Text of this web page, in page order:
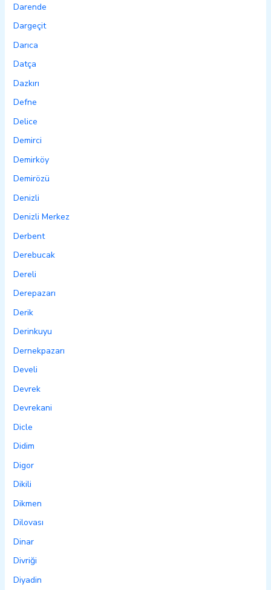
Darende
Dargeçit
Darıca
Datça
Dazkırı
Defne
Delice
Demirci
Demirköy
Demirözü
Denizli
Denizli Merkez
Derbent
Derebucak
Dereli
Derepazarı
Derik
Derinkuyu
Dernekpazarı
Develi
Devrek
Devrekani
Dicle
Didim
Digor
Dikili
Dikmen
Dilovası
Dinar
Divriği
Diyadin